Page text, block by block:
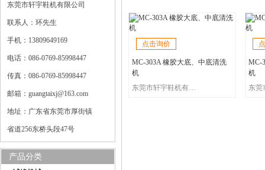
东莞市轩宇鞋机有限公司
联系人：环先生
手机：13809649169
电话：086-0769-85998447
传真：086-0769-85998447
邮箱：guangtaixj@163.com
地址：广东省东莞市厚街镇
省道256东桥头段47号
产品分类
点击询价
MC-303A 橡胶大底、中底清洗
机
东莞市轩宇鞋机有限公司
MC-
机